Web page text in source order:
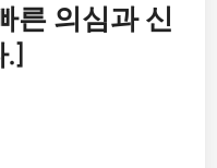
른 의심과 신
.]